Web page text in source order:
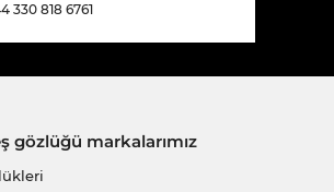
330 818 6761
gözlüğü markalarımız